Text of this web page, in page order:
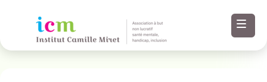
Revenir à la liste de toutes nos actualités